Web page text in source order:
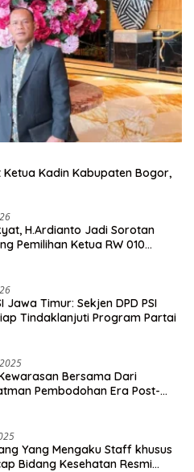
Kadin Kabupaten Bogor,
H.Ardianto Jadi Sorotan
Pemilihan Ketua RW 010
Jawa Timur: Sekjen DPD PSI
Tindaklanjuti Program Partai
Bersama Dari
Pembodohan Era Post-
Yang Mengaku Staff khusus
Bidang Kesehatan Resmi